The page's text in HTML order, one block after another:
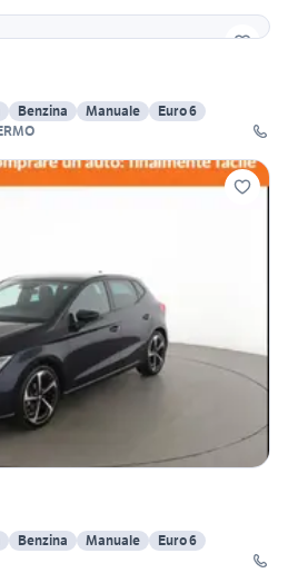
Benzina Manuale
Euro 6
Benzina Manuale
Euro 6